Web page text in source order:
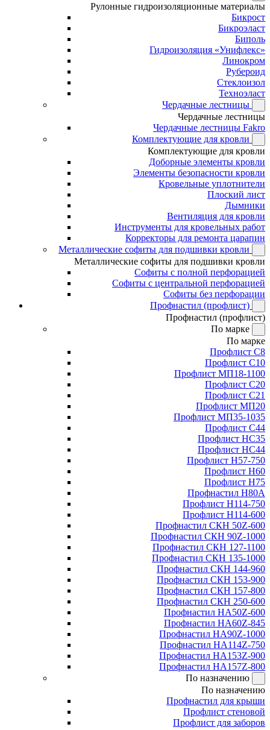
Рулонные гидроизоляционные материалы
Бикрост
Бикроэласт
Биполь
Гидроизоляция «Унифлекс»
Линокром
Рубероид
Стеклоизол
Техноэласт
Чердачные лестницы
Чердачные лестницы
Чердачные лестницы Fakro
Комплектующие для кровли
Комплектующие для кровли
Доборные элементы кровли
Элементы безопасности кровли
Кровельные уплотнители
Плоский лист
Дымники
Вентиляция для кровли
Инструменты для кровельных работ
Корректоры для ремонта царапин
Металлические софиты для подшивки кровли
Металлические софиты для подшивки кровли
Софиты с полной перфорацией
Софиты с центральной перфорацией
Софиты без перфорации
Профнастил (профлист)
Профнастил (профлист)
По марке
По марке
Профлист С8
Профлист С10
Профлист МП18-1100
Профлист С20
Профлист С21
Профлист МП20
Профлист МП35-1035
Профлист С44
Профлист НС35
Профлист НС44
Профлист Н57-750
Профлист Н60
Профлист Н75
Профнастил Н80А
Профлист Н114-750
Профлист Н114-600
Профнастил СКН 50Z-600
Профнастил СКН 90Z-1000
Профнастил СКН 127-1100
Профнастил СКН 135-1000
Профнастил СКН 144-960
Профнастил СКН 153-900
Профнастил СКН 157-800
Профнастил СКН 250-600
Профнастил НА50Z-600
Профнастил НА60Z-845
Профнастил НА90Z-1000
Профнастил НА114Z-750
Профнастил НА153Z-900
Профнастил НА157Z-800
По назначению
По назначению
Профнастил для крыши
Профлист стеновой
Профлист для заборов